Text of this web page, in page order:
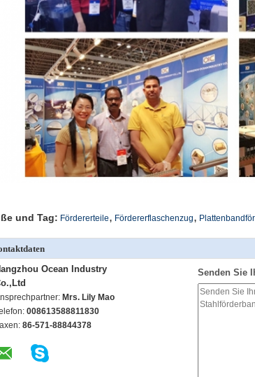
und Tag: Fördererteile, Fördererflaschenzug,
Ocean Industry
Mrs. Lily Mao
008613588811830
86-571-88844378
Senden Sie